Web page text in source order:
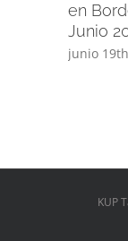
en
Junio
junio
KUP